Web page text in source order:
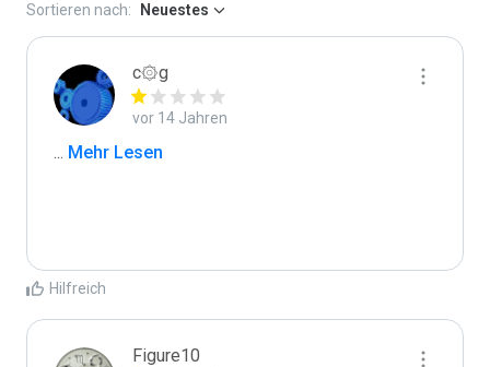
Sortieren nach: Neuestes
c۞g
vor 14 Jahren
... Mehr Lesen
Hilfreich
Figure10